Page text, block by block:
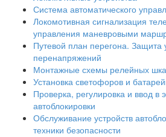
Система автоматического
Локомотивная сигнализация
управления маневровыми
Путевой план перегона. Защита
перенапряжений
Монтажные схемы релейных
Установка светофоров и
Проверка, регулировка и ввод в
автоблокировки
Обслуживание устройств
техники безопасности